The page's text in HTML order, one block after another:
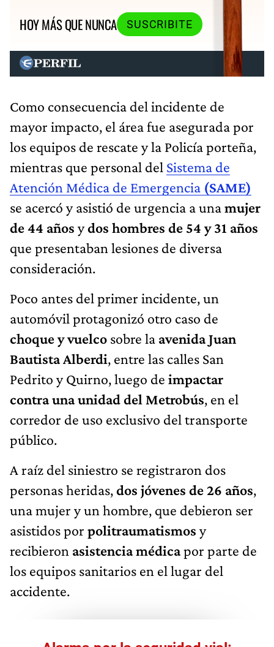
HOY MÁS QUE NUNCA
SUSCRIBITE
Como consecuencia del incidente de
mayor impacto, el área fue asegurada por
los equipos de rescate y la Policía porteña,
mientras que personal del Sistema de
Atención Médica de Emergencia (SAME)
se acercó y asistió de urgencia a unamujer
de 44 años ydos hombres de 54 y 31 años
que presentaban lesiones de diversa
consideración.
Poco antes del primer incidente, un
automóvil protagonizó otro caso de
choque y vuelco sobre la avenida Juan
Bautista Alberdi, entre las calles San
Pedrito y Quirno, luego de impactar
contra una unidad del Metrobús, en el
corredor de uso exclusivo del transporte
público.
A raíz del siniestro se registraron dos
personas heridas,dos jóvenes de 26 años,
una mujer y un hombre, que debieron ser
asistidos por politraumatismos y
recibieron asistencia médicapor parte de
los equipos sanitarios en el lugar del
accidente.